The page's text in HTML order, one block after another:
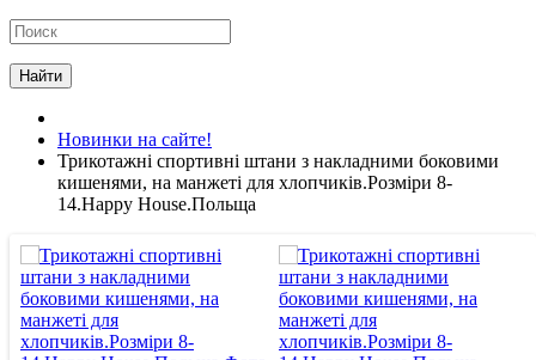
Найти
Новинки на сайте!
Трикотажні спортивні штани з накладними боковими
кишенями, на манжеті для хлопчиків.Розміри 8-
14.Happy House.Польща